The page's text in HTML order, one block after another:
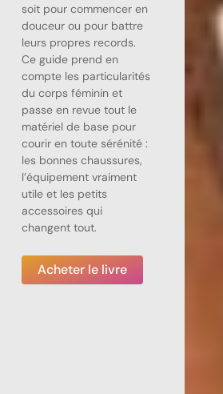
soit pour commencer en
douceur ou pour battre
leurs propres records.
Ce guide prend en
compte les particularités
du corps féminin et
passe en revue tout le
matériel de base pour
courir en toute sérénité :
les bonnes chaussures,
l’équipement vraiment
utile et les petits
accessoires qui
changent tout.
Acheter le livre